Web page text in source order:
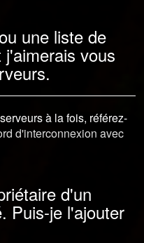
une liste de
vous
à la fois, référez-
d'interconnexion avec
d'un
Puis-je l'ajouter